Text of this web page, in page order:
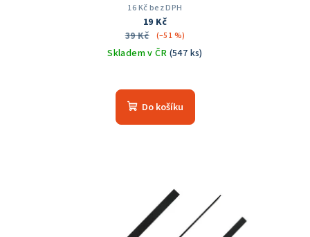
16 Kč bez DPH
19 Kč
39 Kč
(–51 %)
Skladem v ČR (547 ks)
hodnocení
produktu
Do košíku